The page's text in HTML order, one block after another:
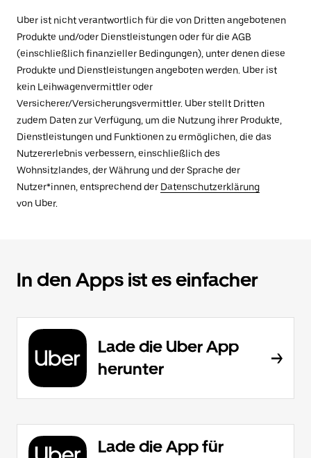
Uber ist nicht verantwortlich für die von Dritten angebotenen
Produkte und/oder Dienstleistungen oder für die AGB
(einschließlich finanzieller Bedingungen), unter denen diese
Produkte und Dienstleistungen angeboten werden. Uber ist
kein Leihwagenvermittler oder
Versicherer/Versicherungsvermittler. Uber stellt Dritten
zudem Daten zur Verfügung, um die Nutzung ihrer Produkte,
Dienstleistungen und Funktionen zu ermöglichen, die das
Nutzererlebnis verbessern, einschließlich des
Wohnsitzlandes, der Währung und der Sprache der
Nutzer*innen, entsprechend der Datenschutzerklärung
von Uber.
In den Apps ist es einfacher
Lade die Uber App
herunter
Lade die App für